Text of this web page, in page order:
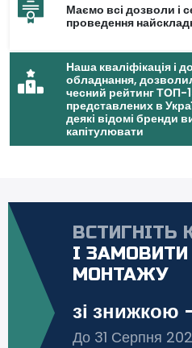
Маємо всі дозволи і
проведення
Наша кваліфікація і
обладнання,
чесний рейтинг ТОП-
представлених в
деякі відомі бренди
капітулювати
ВСТИГНІТЬ
І
МОНТАЖУ
зі знижкою
До 31 Серпня